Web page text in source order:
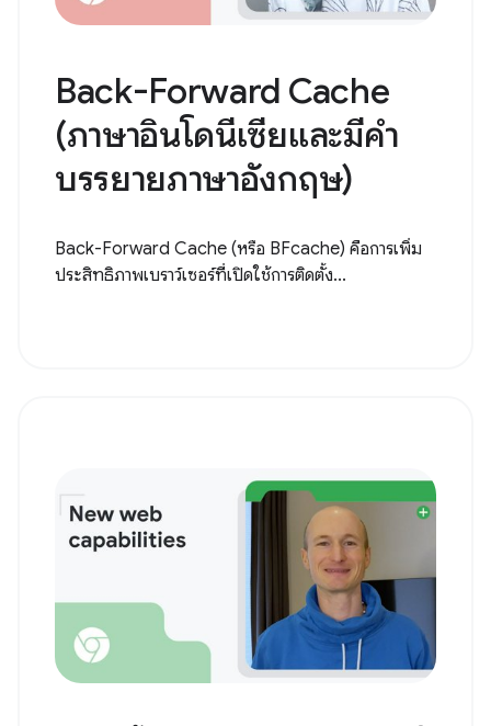
Back-Forward Cache
(ภาษาอินโดนีเซียและมีคำ
บรรยายภาษาอังกฤษ)
Back-Forward Cache (หรือ BFcache) คือการเพิ่ม
ประสิทธิภาพเบราว์เซอร์ที่เปิดใช้การติดตั้ง...